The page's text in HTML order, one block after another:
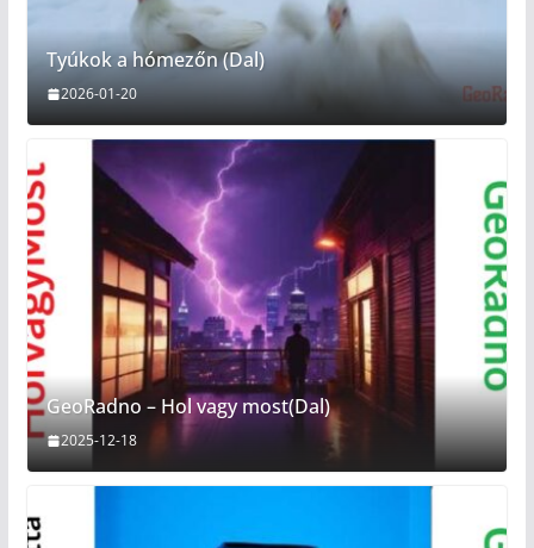
Tyúkok a hómezőn (Dal)
2026-01-20
GeoRadno – Hol vagy most(Dal)
2025-12-18